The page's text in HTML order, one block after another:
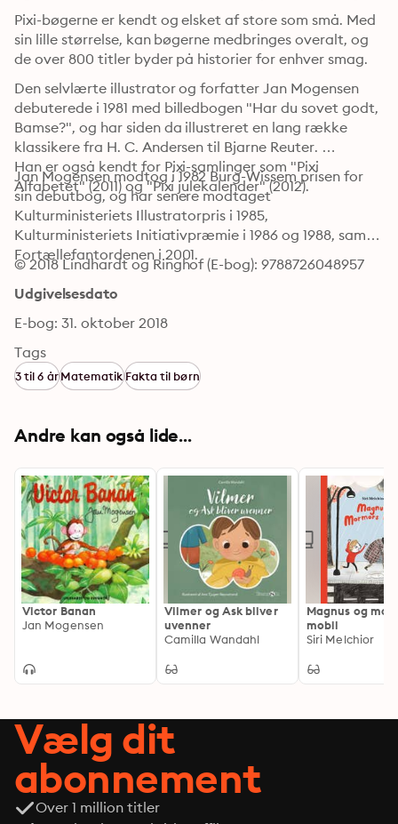
Pixi-bøgerne er kendt og elsket af store som små. Med
sin lille størrelse, kan bøgerne medbringes overalt, og
Den selvlærte illustrator og forfatter Jan Mogensen
debuterede i 1981 med billedbogen "Har du sovet godt,
Bamse?", og har siden da illustreret en lang række
klassikere fra H. C. Andersen til Bjarne Reuter.
Han er også kendt for Pixi-samlinger som "Pixi
Alfabetet" (2011) og "Pixi julekalender" (2012).
Jan Mogensen modtog i 1982 Burg-Wissem prisen for
sin debutbog, og har senere modtaget
Kulturministeriets Illustratorpris i 1985,
Kulturministeriets Initiativpræmie i 1986 og 1988, samt
Fortællefantordenen i 2001.
© 2018 Lindhardt og Ringhof (E-bog): 9788726048957
Udgivelsesdato
E-bog: 31. oktober 2018
Tags
3 til 6 årMatematikFakta til børn
Andre kan også lide...
Victor Banan
Jan Mogensen
Vilmer og Ask bliver
uvenner
Camilla Wandahl
Magnus og
mobil
Siri Melchior
Vælg dit
abonnement
Over 1 million titler